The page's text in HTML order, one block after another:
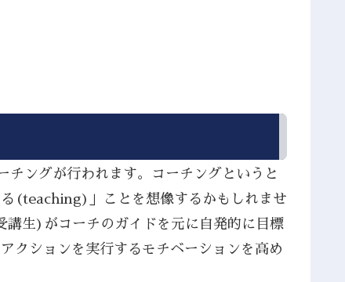
チングが行われます。コーチングというと
(teaching)」ことを想像するかもしれませ
生)がコーチのガイドを元に自発的に目標
クションを実行するモチベーションを高め